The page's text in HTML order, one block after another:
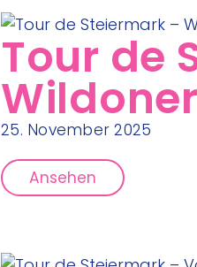
Tour de
25. November 2025
Ansehen